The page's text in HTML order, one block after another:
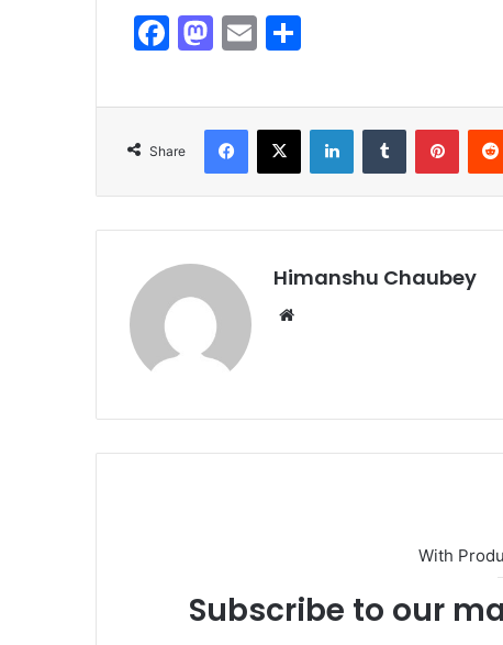
F
c
e
o
o
k
M
st
o
d
o
n
E
ai
l
ar
e
Share
Himanshu Chaubey
With
Subscribe to our